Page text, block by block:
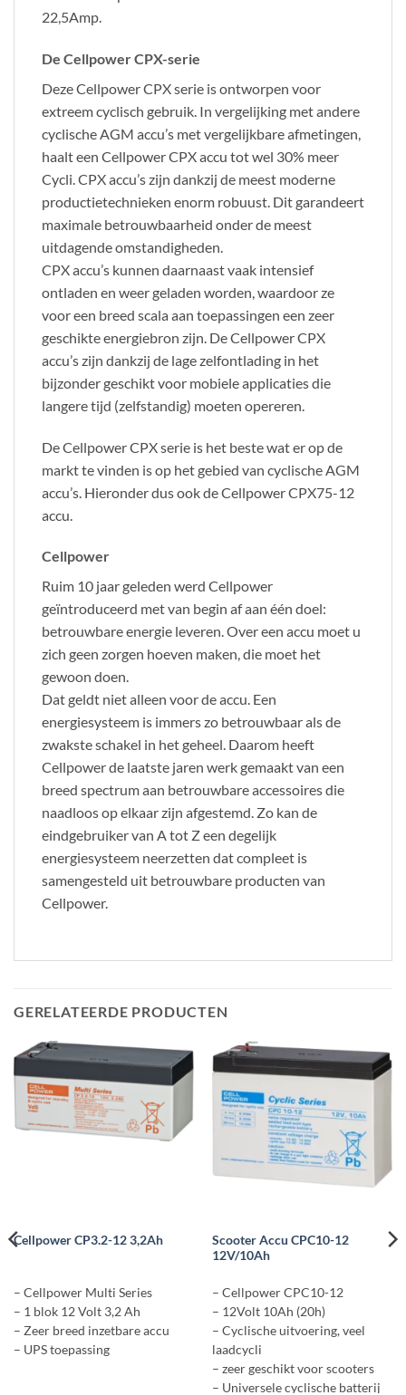
22,5Amp.
De Cellpower CPX-serie
Deze Cellpower CPX serie is ontworpen voor
extreem cyclisch gebruik. In vergelijking met andere
cyclische AGM accu’s met vergelijkbare afmetingen,
haalt een Cellpower CPX accu tot wel 30% meer
Cycli. CPX accu’s zijn dankzij de meest moderne
productietechnieken enorm robuust. Dit garandeert
maximale betrouwbaarheid onder de meest
uitdagende omstandigheden.
CPX accu’s kunnen daarnaast vaak intensief
ontladen en weer geladen worden, waardoor ze
voor een breed scala aan toepassingen een zeer
geschikte energiebron zijn. De Cellpower CPX
accu’s zijn dankzij de lage zelfontlading in het
bijzonder geschikt voor mobiele applicaties die
langere tijd (zelfstandig) moeten opereren.
De Cellpower CPX serie is het beste wat er op de
markt te vinden is op het gebied van cyclische AGM
accu’s. Hieronder dus ook de Cellpower CPX75-12
accu.
Cellpower
Ruim 10 jaar geleden werd Cellpower
geïntroduceerd met van begin af aan één doel:
betrouwbare energie leveren. Over een accu moet u
zich geen zorgen hoeven maken, die moet het
gewoon doen.
Dat geldt niet alleen voor de accu. Een
energiesysteem is immers zo betrouwbaar als de
zwakste schakel in het geheel. Daarom heeft
Cellpower de laatste jaren werk gemaakt van een
breed spectrum aan betrouwbare accessoires die
naadloos op elkaar zijn afgestemd. Zo kan de
eindgebruiker van A tot Z een degelijk
energiesysteem neerzetten dat compleet is
samengesteld uit betrouwbare producten van
Cellpower.
GERELATEERDE PRODUCTEN
Cellpower CP3.2-12 3,2Ah
– Cellpower Multi Series
– 1 blok 12 Volt 3,2 Ah
– Zeer breed inzetbare accu
– UPS toepassing
Scooter Accu CPC10-12
12V/10Ah
– Cellpower CPC10-12
– 12Volt 10Ah (20h)
– Cyclische uitvoering, veel
laadcycli
– zeer geschikt voor scooters
– Universele cyclische batterij